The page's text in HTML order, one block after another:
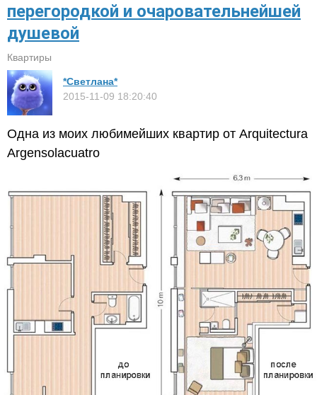
перегородкой и очаровательнейшей
душевой
Квартиры
*Светлана*
2015-11-09 18:20:40
Одна из моих любимейших квартир от Arquitectura
Argensolacuatro